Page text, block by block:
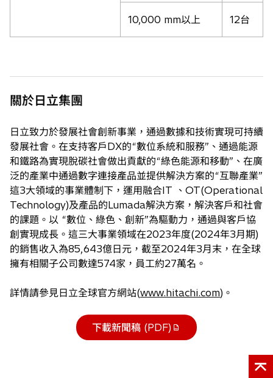
10,000 mm以上 12台
關於日立集團
日立致力於發展社會創新事業，通過數據和技術實現可持續
發展社會。在支持客戶DX的“數位系統和服務”、通過能源
和鐵路為實現脫碳社會做出貢獻的“綠色能源和移動”、在廣
泛的產業中通過數字連接產品並提供解決方案的“互聯產業”
這3大領域的事業體制下，運用融合IT 、OT(Operational
Technology)及產品的Lumada解決方案，解決客戶和社會
的課題。以 “數位、綠色、創新”為驅動力，通過與客戶協
創實現成長。這三大事業領域在2023年度(2024年3月期)
的銷售收入為85,643億日元，截至2024年3月末，在全球
擁有相關子公司數達574家，員工約27萬名。
詳情請參見日立全球官方網站(www.hitachi.com)。
下載新聞稿 (PDF)